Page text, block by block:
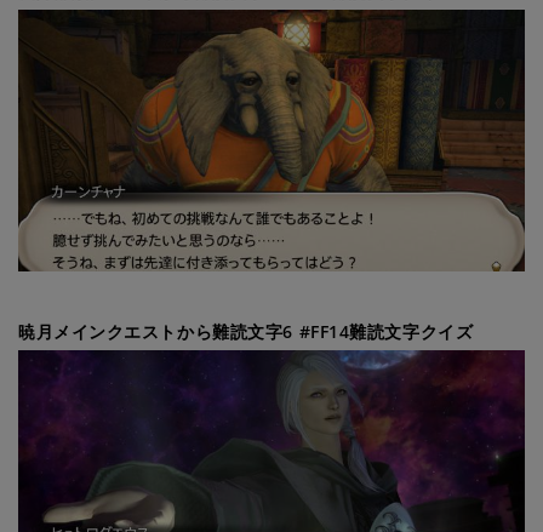
暁月メインクエストから難読文字6 #FF14難読文字クイズ